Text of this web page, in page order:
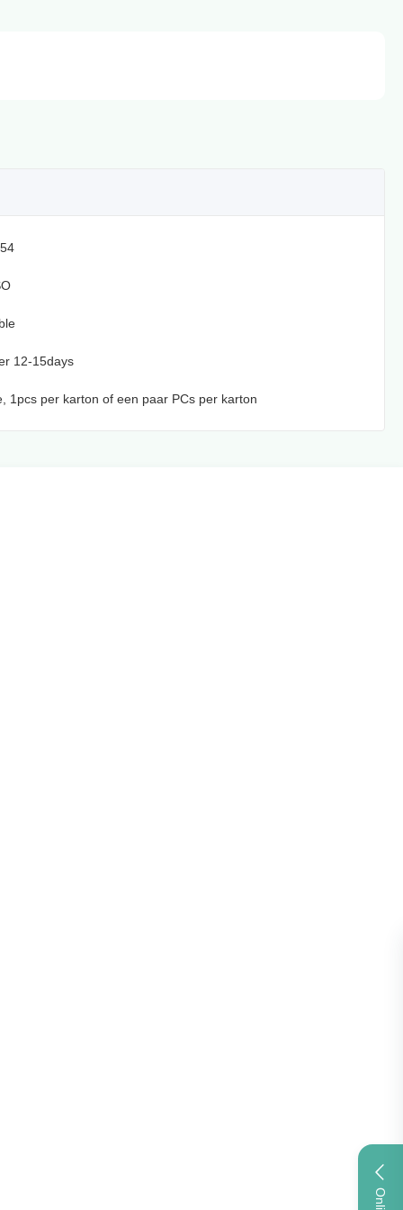
12-15days
1pcs per karton of een paar PCs per karton